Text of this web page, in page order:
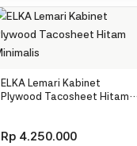
ELKA Lemari Kabinet
Plywood Tacosheet Hitam
Rp 4.250.000